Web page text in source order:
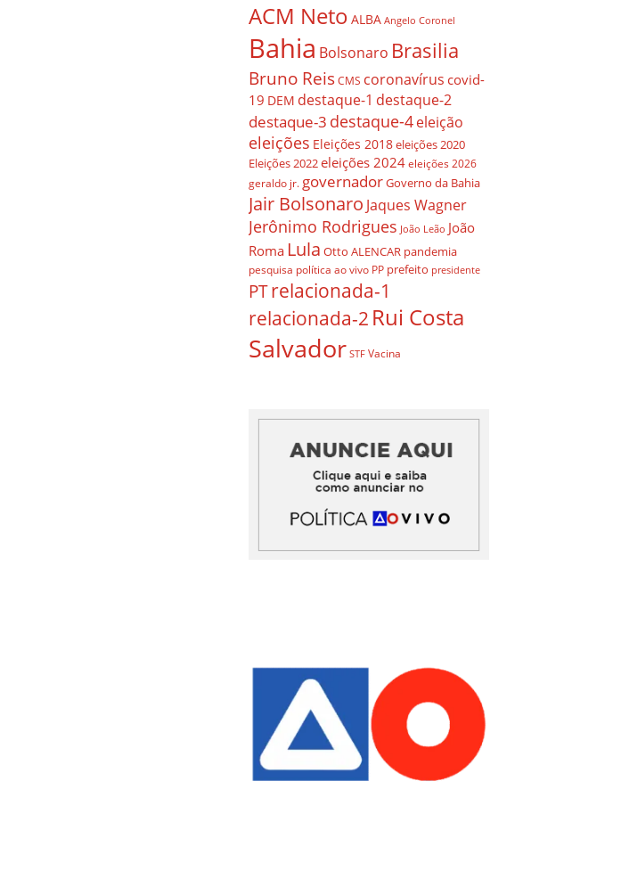
ACM Neto ALBA Angelo Coronel
Bahia Bolsonaro Brasilia
Bruno ReisCMS coronavírus covid-
19 DEM destaque-1 destaque-2
destaque-3 destaque-4eleição
eleições Eleições 2018eleições 2020
Eleições 2022eleições 2024 eleições 2026
geraldo jr. governadorGoverno da Bahia
Jair Bolsonaro Jaques Wagner
Jerônimo Rodrigues João Leão João
Roma Lula Otto ALENCAR pandemia
pesquisa política ao vivo PP prefeito presidente
PTrelacionada-1
relacionada-2 Rui Costa
Salvador STF Vacina